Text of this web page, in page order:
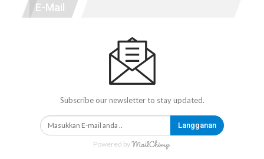
E-Mail
Subscribe our newsletter to stay updated.
Langganan
Powered by